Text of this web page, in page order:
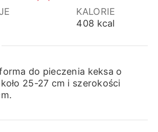
KALORIE
408 kcal
do pieczenia keksa o
25-27 cm i szerokości